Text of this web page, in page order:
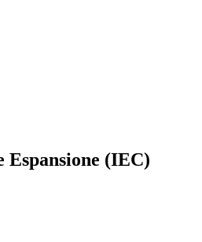
Espansione (IEC)